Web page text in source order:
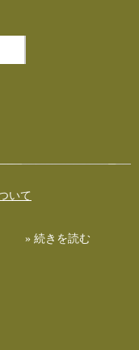
いて
» 続きを読む